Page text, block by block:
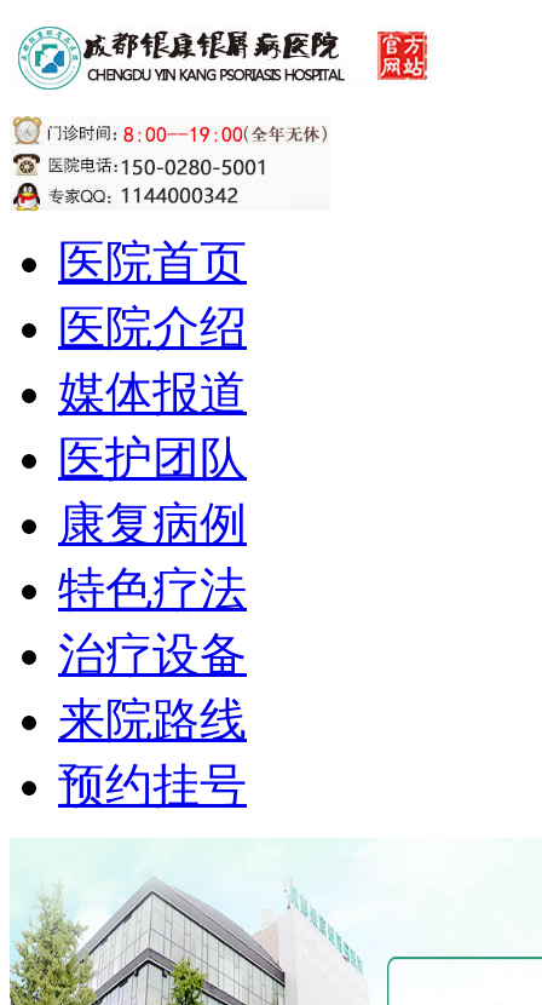
医院首页
医院介绍
媒体报道
医护团队
康复病例
特色疗法
治疗设备
来院路线
预约挂号